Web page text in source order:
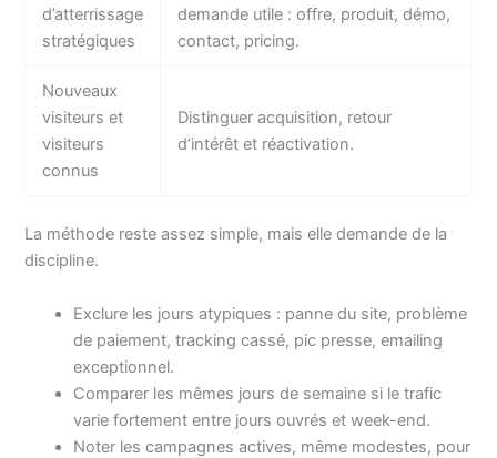
d’atterrissage
stratégiques
demande utile : offre, produit, démo,
contact, pricing.
Nouveaux
visiteurs et
visiteurs
connus
Distinguer acquisition, retour
d’intérêt et réactivation.
La méthode reste assez simple, mais elle demande de la
discipline.
Exclure les jours atypiques : panne du site, problème
de paiement, tracking cassé, pic presse, emailing
exceptionnel.
Comparer les mêmes jours de semaine si le trafic
varie fortement entre jours ouvrés et week-end.
Noter les campagnes actives, même modestes, pour